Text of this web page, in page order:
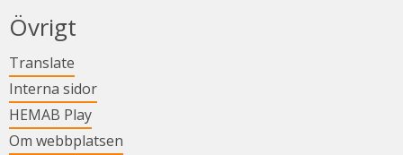
Övrigt
Translate
Interna sidorLänk till annan webbplats.
HEMAB PlayLänk till annan webbplats.
Om webbplatsen